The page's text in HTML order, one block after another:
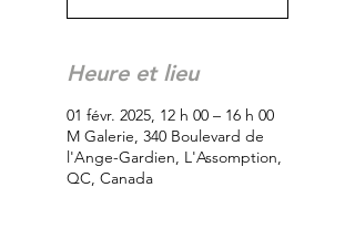
Heure et lieu
01 févr. 2025, 12 h 00 – 16 h 00
M Galerie, 340 Boulevard de
l'Ange-Gardien, L'Assomption,
QC, Canada